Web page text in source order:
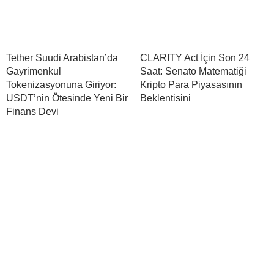
Tether Suudi Arabistan’da
Gayrimenkul
Tokenizasyonuna Giriyor:
USDT’nin Ötesinde Yeni Bir
Finans Devi
CLARITY Act İçin Son 24
Saat: Senato Matematiği
Kripto Para Piyasasının
Beklentisini